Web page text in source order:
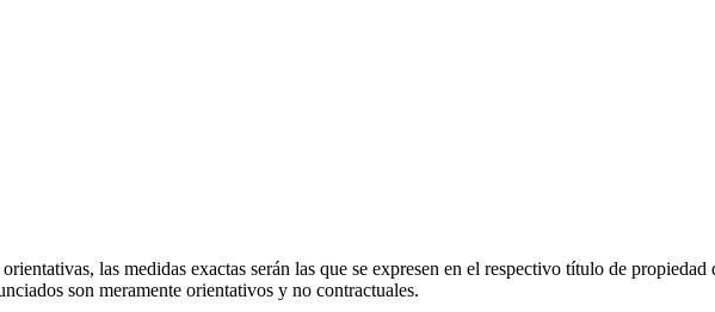
las medidas exactas serán las que se expresen en el respectivo título de
son meramente orientativos y no contractuales.